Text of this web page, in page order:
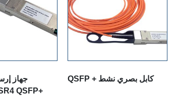
جهاز
QSFP + كابل بصري نشط